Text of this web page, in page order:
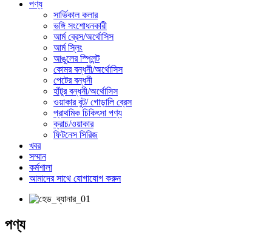
পণ্য
সার্ভিকাল কলার
ভঙ্গি সংশোধনকারী
আর্ম ব্রেস/অর্থোসিস
আর্ম স্লিং
আঙুলের স্প্লিন্ট
কোমর বন্ধনী/অর্থোসিস
পেটের বন্ধনী
হাঁটুর বন্ধনী/অর্থোসিস
ওয়াকার বুট/ গোড়ালি ব্রেস
প্রাথমিক চিকিৎসা পণ্য
ক্রাচ/ওয়াকার
ফিটনেস সিরিজ
খবর
সম্মান
কর্মশালা
আমাদের সাথে যোগাযোগ করুন
পণ্য